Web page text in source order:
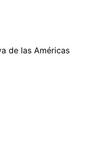
de las Américas